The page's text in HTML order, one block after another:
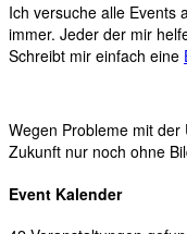
Ich versuche alle Events
immer. Jeder der mir
Schreibt mir einfach eine
Wegen Probleme mit
Zukunft nur noch ohne
Event Kalender